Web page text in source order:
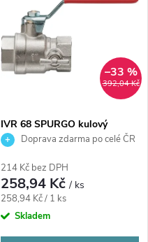
392,04 Kč
–33 %
IVR 68 SPURGO kulový
kohout FF1/2", závitový,
páka, voda, poniklovaný
Doprava zdarma po celé ČR
214 Kč bez DPH
258,94 Kč/ ks
Měrná
cena:
258,94 Kč / 1 ks
Skladem